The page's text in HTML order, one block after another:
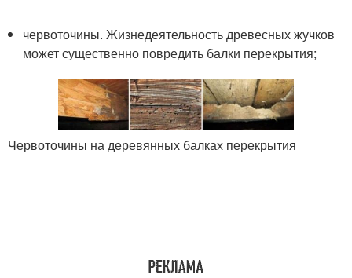
червоточины. Жизнедеятельность древесных жучков
может существенно повредить балки перекрытия;
Червоточины на деревянных балках перекрытия